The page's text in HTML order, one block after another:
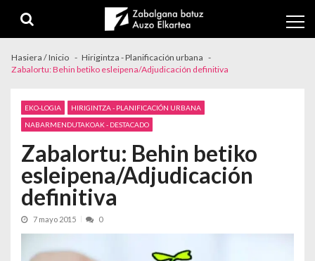
Hasiera / Inicio
Hirigintza - Planificación urbana
Zabalortu: Behin betiko esleipena/Adjudicación definitiva
EKO-LOGIA
HIRIGINTZA - PLANIFICACIÓN URBANA
NABARMENDUTAKOAK - DESTACADO
Zabalortu: Behin betiko
esleipena/Adjudicación
definitiva
7 mayo 2015 0